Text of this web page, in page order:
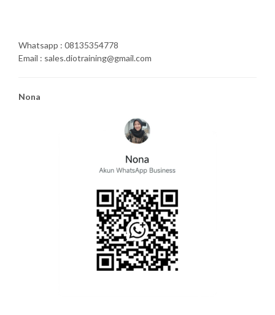
Whatsapp : 08135354778
Email : sales.diotraining@gmail.com
Nona